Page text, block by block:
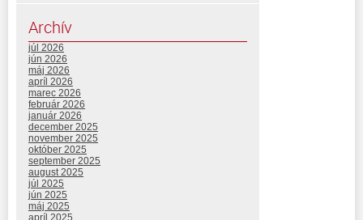
Archív
júl 2026
jún 2026
máj 2026
apríl 2026
marec 2026
február 2026
január 2026
december 2025
november 2025
október 2025
september 2025
august 2025
júl 2025
jún 2025
máj 2025
apríl 2025